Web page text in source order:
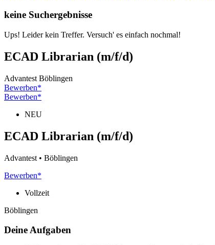
keine Suchergebnisse
Ups! Leider kein Treffer. Versuch' es einfach nochmal!
ECAD Librarian (m/f/d)
Advantest Böblingen
Bewerben*
Bewerben*
NEU
ECAD Librarian (m/f/d)
Advantest • Böblingen
Bewerben*
Vollzeit
Böblingen
Deine Aufgaben